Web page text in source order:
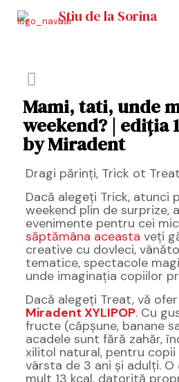
Știu de la Sorina
Mami, tati, unde
weekend? | ediția
by Miradent
Dragi părinți, Trick ot
Dacă alegeți Trick, atunci
weekend plin de surprize,
evenimente pentru cei
săptămâna aceasta veți
creative cu dovleci,
tematice, spectacole
unde imaginația copiilor
Dacă alegeți Treat, vă
Miradent XYLIPOP. Cu
fructe (căpșune, banane
acadele sunt fără zahăr,
xilitol natural, pentru copii
vârsta de 3 ani și adulți. O
mult 13 kcal, datorită